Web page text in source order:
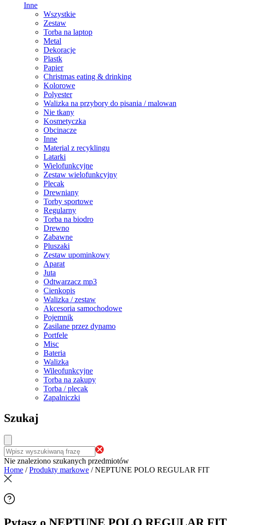
Inne
Wszystkie
Zestaw
Torba na laptop
Metal
Dekoracje
Plastk
Papier
Christmas eating & drinking
Kolorowe
Polyester
Walizka na przybory do pisania / malowan
Nie tkany
Kosmetyczka
Obcinacze
Inne
Material z recyklingu
Latarki
Wielofunkcyjne
Zestaw wielofunkcyjny
Plecak
Drewniany
Torby sportowe
Regularny
Torba na biodro
Drewno
Zabawne
Pluszaki
Zestaw upominkowy
Aparat
Juta
Odtwarzacz mp3
Cienkopis
Walizka / zestaw
Akcesoria samochodowe
Pojemnik
Zasilane przez dynamo
Portfele
Misc
Bateria
Walizka
Wileofunkcyjne
Torba na zakupy
Torba / plecak
Zapalniczki
Szukaj
Nie znaleziono szukanych przedmiotów
Home /Produkty markowe /NEPTUNE POLO REGULAR FIT